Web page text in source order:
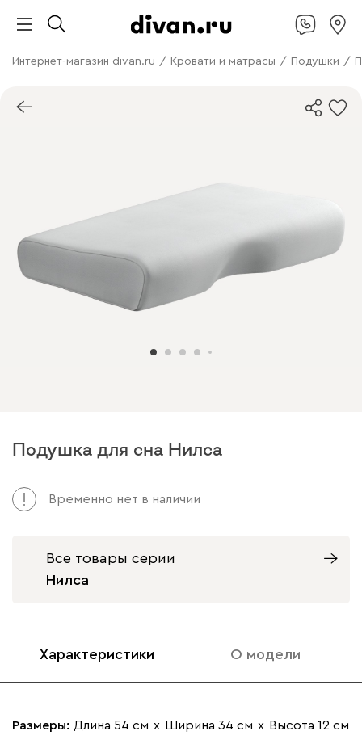
Интернет-магазин divan.ru / Кровати и матрасы / Подушки /
Подушка для сна Нилса
Арт. 147395
Временно нет в наличии
Все товары серии
Нилса
Характеристики О модели
Размеры: Длина 54 см х Ширина 34 см х Высота 12 см